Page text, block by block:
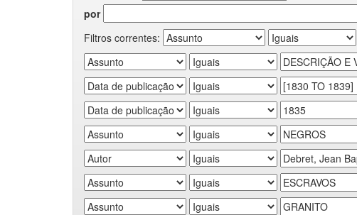
por
Filtros correntes: